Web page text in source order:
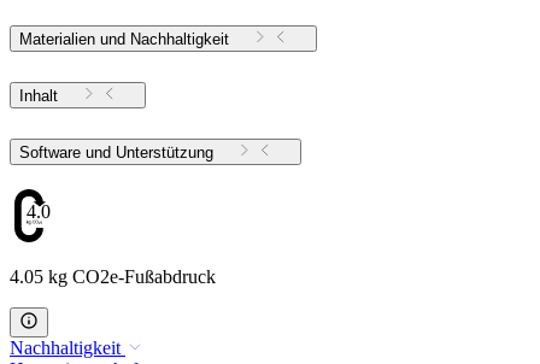
Materialien und Nachhaltigkeit
Inhalt
Software und Unterstützung
4.05
4.05 kg CO2e-Fußabdruck
Nachhaltigkeit